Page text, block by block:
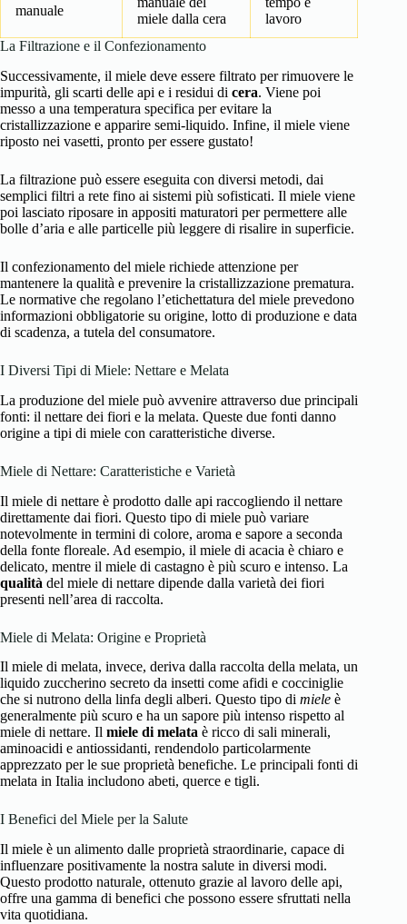
manuale
miele dalla cera
lavoro
La Filtrazione e il Confezionamento
Successivamente, il miele deve essere filtrato per rimuovere le
impurità, gli scarti delle api e i residui di cera. Viene poi
messo a una temperatura specifica per evitare la
cristallizzazione e apparire semi-liquido. Infine, il miele viene
riposto nei vasetti, pronto per essere gustato!
La filtrazione può essere eseguita con diversi metodi, dai
semplici filtri a rete fino ai sistemi più sofisticati. Il miele viene
poi lasciato riposare in appositi maturatori per permettere alle
bolle d’aria e alle particelle più leggere di risalire in superficie.
Il confezionamento del miele richiede attenzione per
mantenere la qualità e prevenire la cristallizzazione prematura.
Le normative che regolano l’etichettatura del miele prevedono
informazioni obbligatorie su origine, lotto di produzione e data
di scadenza, a tutela del consumatore.
I Diversi Tipi di Miele: Nettare e Melata
La produzione del miele può avvenire attraverso due principali
fonti: il nettare dei fiori e la melata. Queste due fonti danno
origine a tipi di miele con caratteristiche diverse.
Miele di Nettare: Caratteristiche e Varietà
Il miele di nettare è prodotto dalle api raccogliendo il nettare
direttamente dai fiori. Questo tipo di miele può variare
notevolmente in termini di colore, aroma e sapore a seconda
della fonte floreale. Ad esempio, il miele di acacia è chiaro e
delicato, mentre il miele di castagno è più scuro e intenso. La
qualità del miele di nettare dipende dalla varietà dei fiori
presenti nell’area di raccolta.
Miele di Melata: Origine e Proprietà
Il miele di melata, invece, deriva dalla raccolta della melata, un
liquido zuccherino secreto da insetti come afidi e cocciniglie
che si nutrono della linfa degli alberi. Questo tipo di miele è
generalmente più scuro e ha un sapore più intenso rispetto al
miele di nettare. Il miele di melata è ricco di sali minerali,
aminoacidi e antiossidanti, rendendolo particolarmente
apprezzato per le sue proprietà benefiche. Le principali fonti di
melata in Italia includono abeti, querce e tigli.
I Benefici del Miele per la Salute
Il miele è un alimento dalle proprietà straordinarie, capace di
influenzare positivamente la nostra salute in diversi modi.
Questo prodotto naturale, ottenuto grazie al lavoro delle api,
offre una gamma di benefici che possono essere sfruttati nella
vita quotidiana.